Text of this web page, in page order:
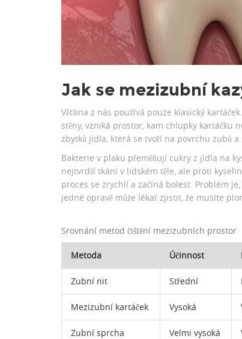
Jak se mezizubní
Většina z nás používá pouze klasický
stěny, vzniká prostor, kam chlupky kartáčku
zbytků jídla, která se tvoří na povrchu zubů
Bakterie v plaku přeměňují cukry z jídla na
nejtvrdší tkání v lidském těle, ale proti
proces se zrychlí a začíná bolest. Problém
jedné opravě může lékař zjistit, že musíte
Srovnání metod čištění mezizubních prostor
Metoda Účinnost
Zubní nit Střední
Mezizubní kartáček Vysoká
Zubní sprcha Velmi vysoká